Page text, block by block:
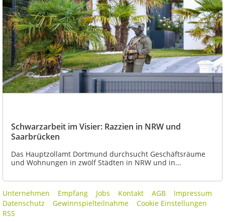
Schwarzarbeit im Visier: Razzien in NRW und
Saarbrücken
Das Hauptzollamt Dortmund durchsucht Geschäftsräume
und Wohnungen in zwölf Städten in NRW und in...
Unternehmen Empfang Jobs Kontakt AGB
Impressum
Datenschutz
Gewinnspielteilnahme
Cookie Einstellungen
RSS